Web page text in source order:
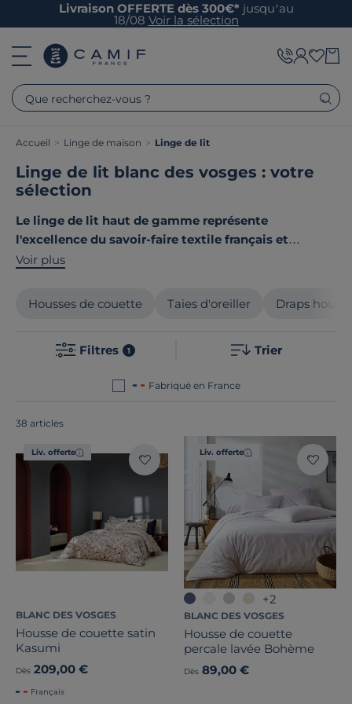
Livraison OFFERTE dès 300€* jusqu’au
18/08 Voir la sélection
Que recherchez-vous ?
Accueil > Linge de maison > Linge de lit
Linge de lit blanc des vosges : votre
sélection
Le linge de lit haut de gamme représente
l'excellence du savoir-faire textile français et
européen
satin de coton de qualité supérieure subliment vos
nuits. Chaque pièce bénéficie d'un tissage soigné
Découvrez des parures élégantes aux finitions
local et des normes les plus exigeantes.
Voir plus
Housses de couette Taies d'oreiller Draps
Filtres 1 Trier
Fabriqué en France
38 articles
Liv. offerte
BLANC DES VOSGES
Housse de couette satin
Kasumi
Dès 209,00 €
Français
Liv. offerte
+2
BLANC DES VOSGES
Housse de couette
percale lavée Bohème
Dès 89,00 €